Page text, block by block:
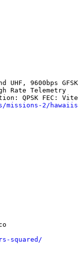
UHF, 9600bps GFSK
Rate Telemetry
missions-2/
squared/